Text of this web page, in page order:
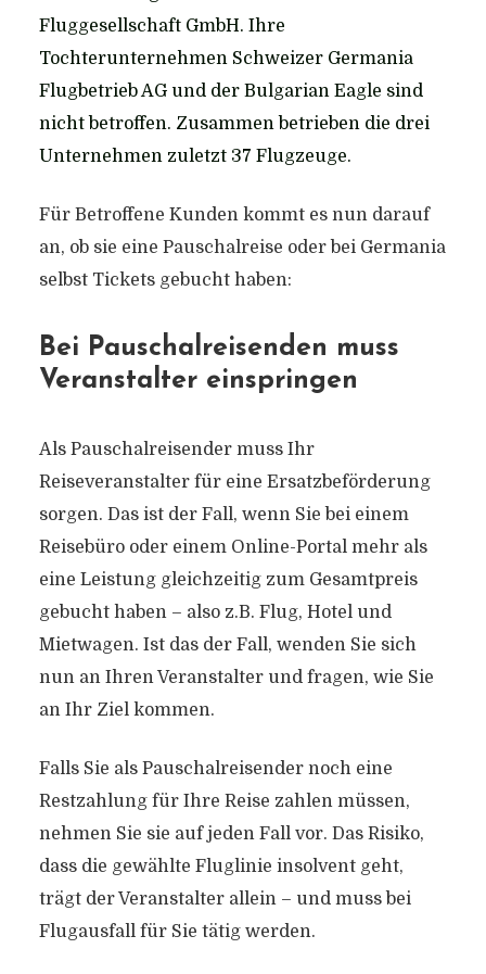
Fluggesellschaft GmbH. Ihre
Tochterunternehmen Schweizer Germania
Flugbetrieb AG und der Bulgarian Eagle sind
nicht betroffen. Zusammen betrieben die drei
Unternehmen zuletzt 37 Flugzeuge.
Für Betroffene Kunden kommt es nun darauf
an, ob sie eine Pauschalreise oder bei Germania
selbst Tickets gebucht haben:
Bei Pauschalreisenden muss
Veranstalter einspringen
Als Pauschalreisender muss Ihr
Reiseveranstalter für eine Ersatzbeförderung
sorgen. Das ist der Fall, wenn Sie bei einem
Reisebüro oder einem Online-Portal mehr als
eine Leistung gleichzeitig zum Gesamtpreis
gebucht haben – also z.B. Flug, Hotel und
Mietwagen. Ist das der Fall, wenden Sie sich
nun an Ihren Veranstalter und fragen, wie Sie
an Ihr Ziel kommen.
Falls Sie als Pauschalreisender noch eine
Restzahlung für Ihre Reise zahlen müssen,
nehmen Sie sie auf jeden Fall vor. Das Risiko,
dass die gewählte Fluglinie insolvent geht,
trägt der Veranstalter allein – und muss bei
Flugausfall für Sie tätig werden.